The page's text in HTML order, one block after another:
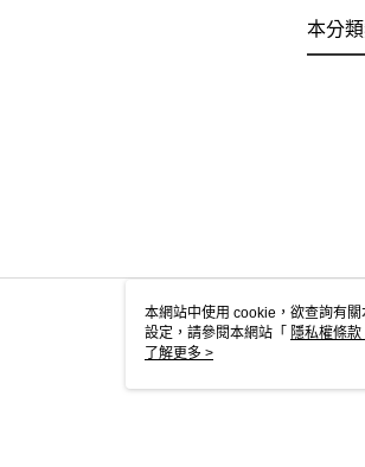
本分
本網站中使用 cookie，欲查詢有
設定，請參閱本網站「 隱私權條款
使用 cookie。
了解更多 >